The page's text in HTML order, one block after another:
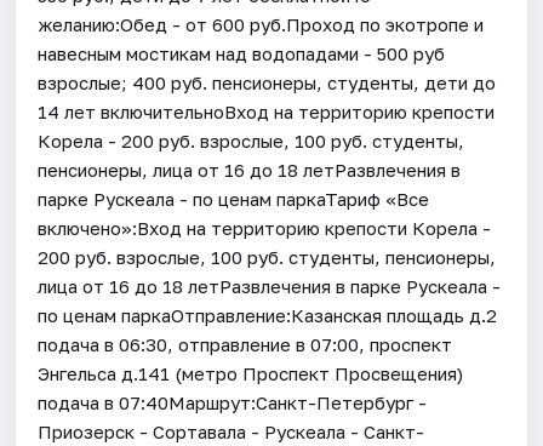
желанию:Обед - от 600 руб.Проход по экотропе и
навесным мостикам над водопадами - 500 руб
взрослые; 400 руб. пенсионеры, студенты, дети до
14 лет включительноВход на территорию крепости
Корела - 200 руб. взрослые, 100 руб. студенты,
пенсионеры, лица от 16 до 18 летРазвлечения в
парке Рускеала - по ценам паркаТариф «Все
включено»:Вход на территорию крепости Корела -
200 руб. взрослые, 100 руб. студенты, пенсионеры,
лица от 16 до 18 летРазвлечения в парке Рускеала -
по ценам паркаОтправление:Казанская площадь д.2
подача в 06:30, отправление в 07:00, проспект
Энгельса д.141 (метро Проспект Просвещения)
подача в 07:40Маршрут:Санкт-Петербург -
Приозерск - Сортавала - Рускеала - Санкт-